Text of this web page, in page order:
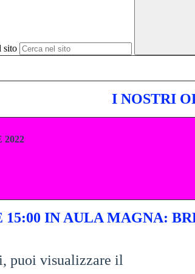
sito
I NOSTRI
2022
15:00 IN AULA MAGNA:
puoi visualizzare il